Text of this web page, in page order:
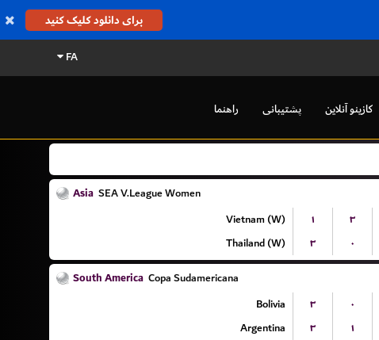
برای دانلود کلیک کنید
FA
کازینو آنلاین پشتیبانی راهنما
Asia SEA V.League Women
Vietnam (W)
۱ ۳
Thailand (W)
۳ ۰
South America Copa Sudamericana
Bolivia
۳ ۰
Argentina
۳ ۱